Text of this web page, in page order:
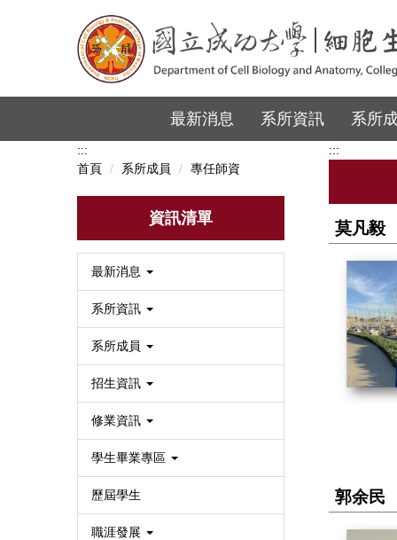
最新消息 系所資訊 系所
:::
首頁
系所成員 專任師資
資訊清單
最新消息
系所資訊
系所成員
招生資訊
修業資訊
學生畢業專區
歷屆學生
職涯發展
:::
莫凡毅
郭余民